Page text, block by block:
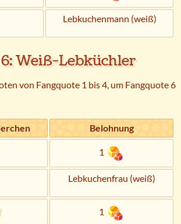
Lebkuchenmann (weiß)
Weiß-Lebküchler
von Fangquote 1 bis 4, um Fangquote 6
Belohnung
1
Lebkuchenfrau (weiß)
1